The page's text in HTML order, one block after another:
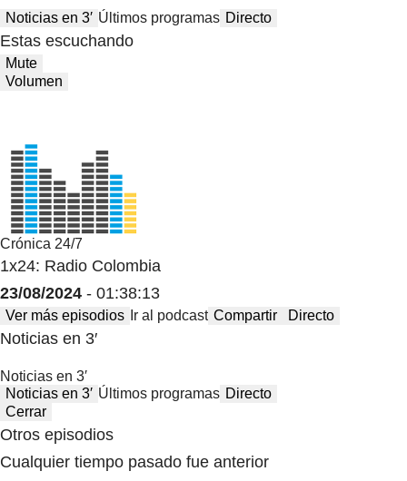
Noticias en 3′ Últimos programas Directo
Estas escuchando
Mute
Volumen
Crónica 24/7
1x24: Radio Colombia
23/08/2024 - 01:38:13
Ver más episodios Ir al podcast Compartir Directo
Noticias en 3′
Noticias en 3′
Noticias en 3′ Últimos programas Directo
Cerrar
Otros episodios
Cualquier tiempo pasado fue anterior